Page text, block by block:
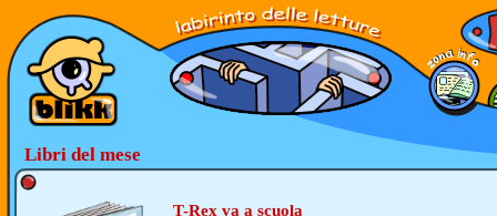
Libri del mese
T-Rex va a scuola